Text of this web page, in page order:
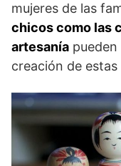
mujeres de las
chicos como las
artesanía
creación de